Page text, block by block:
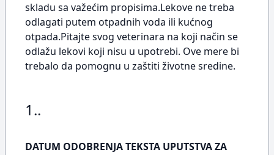
skladu sa važećim propisima.Lekove ne treba
odlagati putem otpadnih voda ili kućnog
otpada.Pitajte svog veterinara na koji način se
odlažu lekovi koji nisu u upotrebi. Ove mere bi
trebalo da pomognu u zaštiti životne sredine.
1..
DATUM ODOBRENJA TEKSTA UPUTSTVA ZA